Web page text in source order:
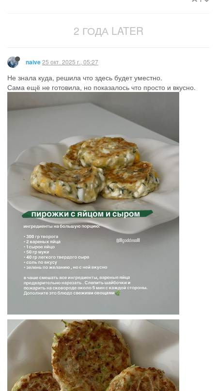
2 ГОДА LATER
naive25 окт. 2025 г., 05:27
Не знала куда, решила что здесь будет уместно.
Сама ещё не готовила, но показалось что просто и вкусно.